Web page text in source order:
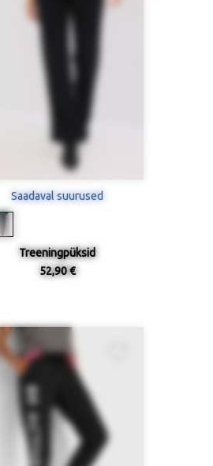
Saadaval suurused
Treeningpüksid
52,90 €